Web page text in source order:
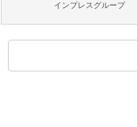
インプレスグループ